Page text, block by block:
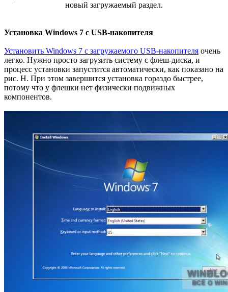
новый загружаемый раздел.
Установка Windows 7 с USB-накопителя
Установить Windows 7 с загружаемого USB-накопителя очень
легко. Нужно просто загрузить систему с флеш-диска, и
процесс установки запустится автоматически, как показано на
рис. H. При этом завершится установка гораздо быстрее,
потому что у флешки нет физически подвижных
компонентов.